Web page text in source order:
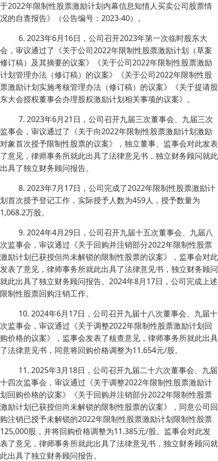
于2022年限制性股票激励计划内幕信息知情人买卖公司股票情
况的自查报告》（公告编号：2023-40）。
6. 2023年6月16日，公司召开2023年第一次临时股东大
会，审议通过了《关于公司2022年限制性股票激励计划（草案
修订稿）及其摘要的议案》《关于公司2022年限制性股票激励
计划管理办法（修订稿）的议案》《关于公司2022年限制性股
票激励计划实施考核管理办法（修订稿）的议案》《关于提请股
东大会授权董事会办理股权激励计划相关事项的议案》。
7. 2023年6月21日，公司召开九届三次董事会、九届三次
监事会，审议通过了《关于向2022年限制性股票激励计划激励
对象首次授予限制性股票的议案》，独立董事、监事会对此发表
了意见，律师事务所就此出具了法律意见书，独立财务顾问就此
出具了独立财务顾问报告。
8. 2023年7月17日，公司完成了2022年限制性股票激励计
划首次授予登记工作，实际授予人数为459人，授予数量为
1,068.2万股。
9. 2024年4月29日，公司召开九届十五次董事会、九届八
次监事会，审议通过《关于回购并注销部分2022年限制性股票
激励计划已获授但尚未解锁的限制性股票的议案》，监事会对此
发表了意见，律师事务所就此出具了法律意见书，独立财务顾问
就此出具了独立财务顾问报告。2024年8月17日，公司完成上述
限制性股票回购注销工作。
10. 2024年6月17日，公司召开九届十八次董事会、九届十
次监事会，审议通过《关于调整2022年限制性股票激励计划回
购价格的议案》，监事会发表了核查意见，律师事务所就此出具
了法律意见书，同意将回购价格调整为11.654元/股。
11. 2025年3月18日，公司召开九届二十六次董事会、九届
十四次监事会，审议通过《关于调整2022年限制性股票激励计
划回购价格的议案》《关于回购并注销部分2022年限制性股票
激励计划已获授但尚未解锁的限制性股票的议案》，同意公司回
购注销已授予未解锁的2022年限制性股票激励计划限制性股票
125,000股，并将回购价格调整为11.385元/股。监事会对此发
表了意见，律师事务所就此出具了法律意见书，独立财务顾问就
此出具了独立财务顾问报告。